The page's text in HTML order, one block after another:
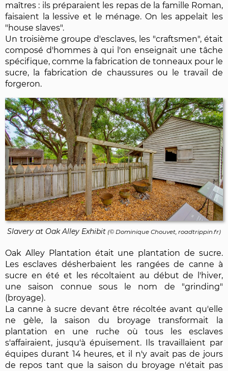
maîtres : ils préparaient les repas de la famille Roman,
faisaient la lessive et le ménage. On les appelait les
"house slaves".
Un troisième groupe d'esclaves, les "craftsmen", était
composé d'hommes à qui l'on enseignait une tâche
spécifique, comme la fabrication de tonneaux pour le
sucre, la fabrication de chaussures ou le travail de
forgeron.
Slavery at Oak Alley Exhibit (© Dominique Chouvet, roadtrippin.fr)
Oak Alley Plantation était une plantation de sucre.
Les esclaves désherbaient les rangées de canne à
sucre en été et les récoltaient au début de l'hiver,
une saison connue sous le nom de "grinding"
(broyage).
La canne à sucre devant être récoltée avant qu'elle
ne gèle, la saison du broyage transformait la
plantation en une ruche où tous les esclaves
s'affairaient, jusqu'à épuisement. Ils travaillaient par
équipes durant 14 heures, et il n'y avait pas de jours
de repos tant que la saison du broyage n'était pas